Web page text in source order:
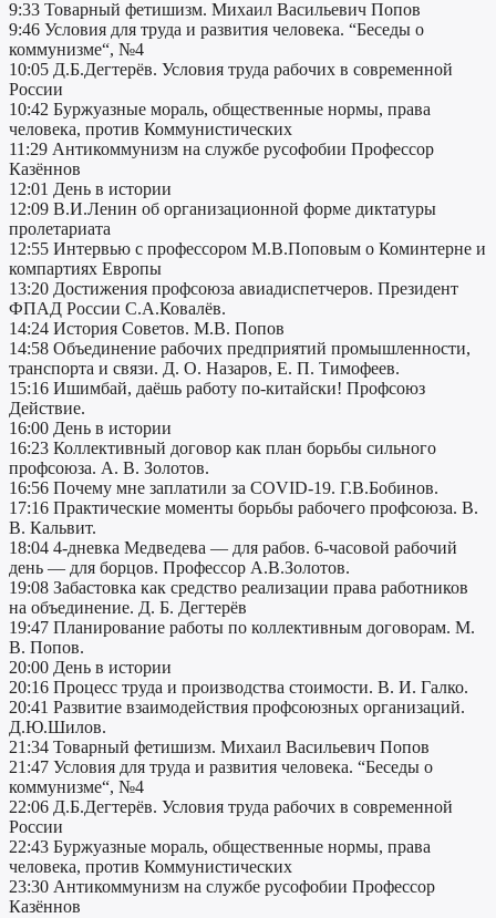
9:33 Товарный фетишизм. Михаил Васильевич Попов
9:46 Условия для труда и развития человека. “Беседы о
коммунизме“, №4
10:05 Д.Б.Дегтерёв. Условия труда рабочих в современной
России
10:42 Буржуазные мораль, общественные нормы, права
человека, против Коммунистических
11:29 Антикоммунизм на службе русофобии Профессор
Казённов
12:01 День в истории
12:09 В.И.Ленин об организационной форме диктатуры
пролетариата
12:55 Интервью c профессором М.В.Поповым о Коминтерне и
компартиях Европы
13:20 Достижения профсоюза авиадиспетчеров. Президент
ФПАД России С.А.Ковалёв.
14:24 История Советов. М.В. Попов
14:58 Объединение рабочих предприятий промышленности,
транспорта и связи. Д. О. Назаров, Е. П. Тимофеев.
15:16 Ишимбай, даёшь работу по-китайски! Профсоюз
Действие.
16:00 День в истории
16:23 Коллективный договор как план борьбы сильного
профсоюза. А. В. Золотов.
16:56 Почему мне заплатили за COVID-19. Г.В.Бобинов.
17:16 Практические моменты борьбы рабочего профсоюза. В.
В. Кальвит.
18:04 4-дневка Медведева — для рабов. 6-часовой рабочий
день — для борцов. Профессор А.В.Золотов.
19:08 Забастовка как средство реализации права работников
на объединение. Д. Б. Дегтерёв
19:47 Планирование работы по коллективным договорам. М.
В. Попов.
20:00 День в истории
20:16 Процесс труда и производства стоимости. В. И. Галко.
20:41 Развитие взаимодействия профсоюзных организаций.
Д.Ю.Шилов.
21:34 Товарный фетишизм. Михаил Васильевич Попов
21:47 Условия для труда и развития человека. “Беседы о
коммунизме“, №4
22:06 Д.Б.Дегтерёв. Условия труда рабочих в современной
России
22:43 Буржуазные мораль, общественные нормы, права
человека, против Коммунистических
23:30 Антикоммунизм на службе русофобии Профессор
Казённов